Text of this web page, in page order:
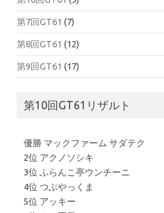
第7回GT61 (7)
第8回GT61 (12)
第9回GT61 (17)
第10回GT61リザルト
優勝 マックファーム サダテク
2位 アクノソシキ
3位 ふらんこ亭ウンチーニ
4位 つぶやっくま
5位 アッキー